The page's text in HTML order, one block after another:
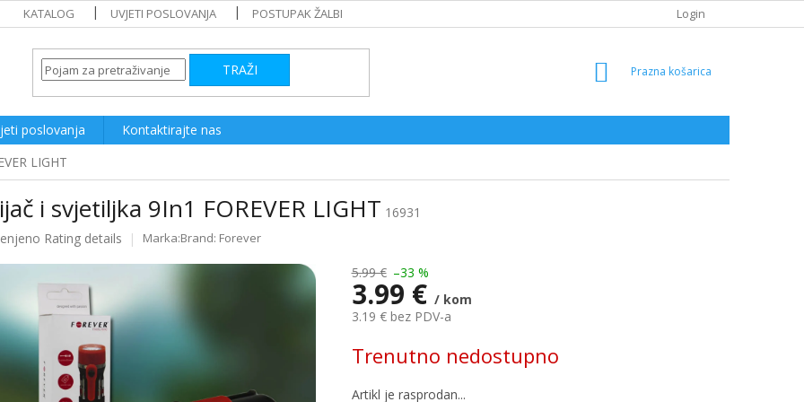
KATALOG UVJETI POSLOVANJA POSTUPAK ŽALBI Login
TRAŽI
SHOPPING
poslovanja
Kontaktirajte nas
LIGHT
i svjetiljka 9In1 FOREVER LIGHT 16931
Rating details Brand: Forever
5.99 € –33 %
3.99 € / kom
3.19 € bez PDV-a
price:
Trenutno nedostupno